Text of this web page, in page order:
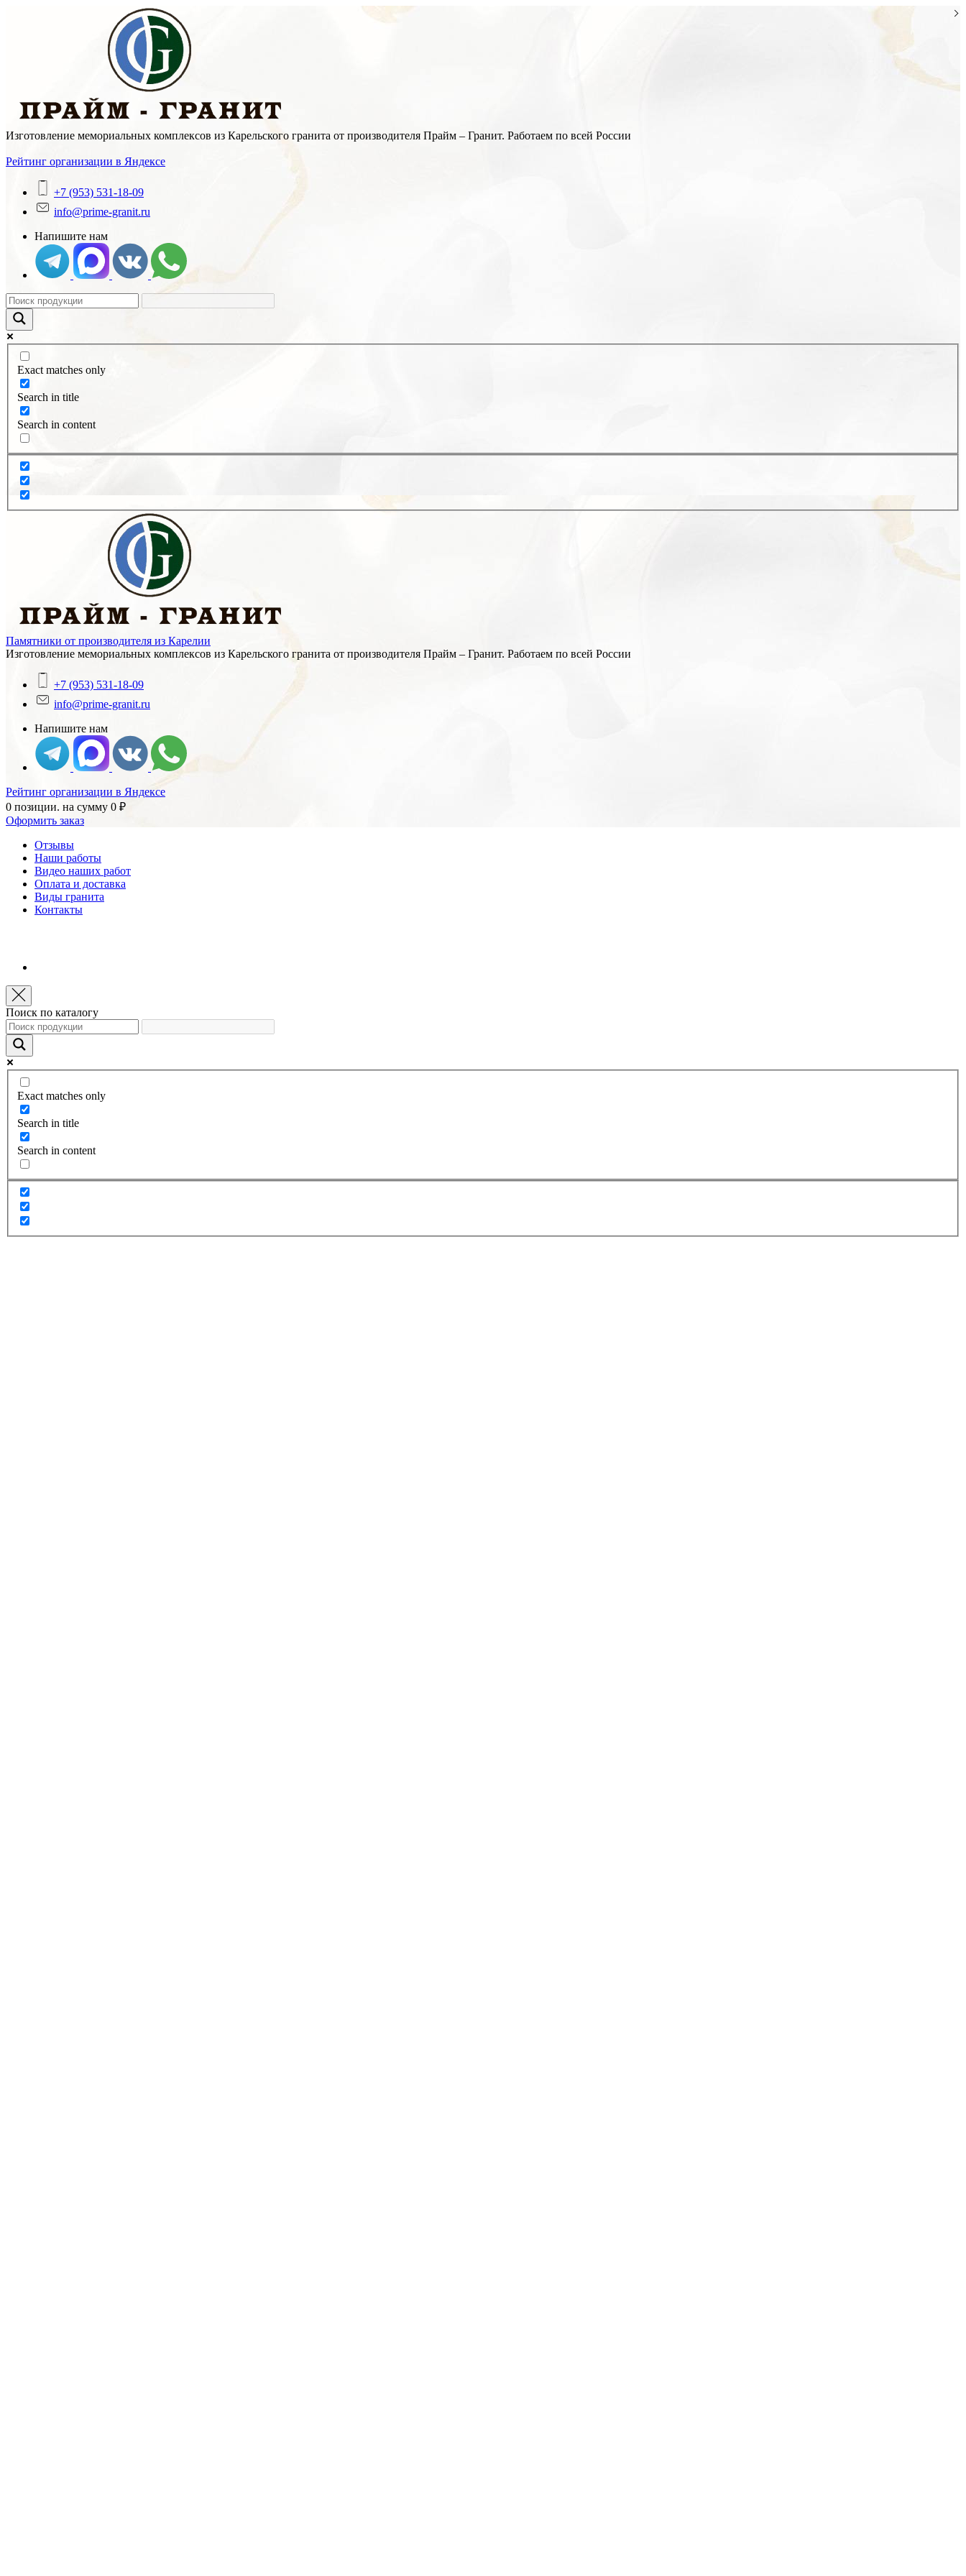
Изготовление мемориальных комплексов из Карельского гранита от производителя Прайм – Гранит. Работаем по всей России
Рейтинг организации в Яндексе
+7 (953) 531-18-09
info@prime-granit.ru
Напишите нам
Exact matches only
Search in title
Search in content
Памятники от производителя из Карелии
Изготовление мемориальных комплексов из Карельского гранита от производителя Прайм – Гранит. Работаем по всей России
+7 (953) 531-18-09
info@prime-granit.ru
Напишите нам
Рейтинг организации в Яндексе
0 позиции. на сумму 0 ₽
Оформить заказ
Отзывы
Наши работы
Видео наших работ
Оплата и доставка
Виды гранита
Контакты
Поиск по каталогу
Exact matches only
Search in title
Search in content